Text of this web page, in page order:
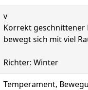
v
Korrekt geschnittener
bewegt sich mit viel
Richter: Winter
Temperament,